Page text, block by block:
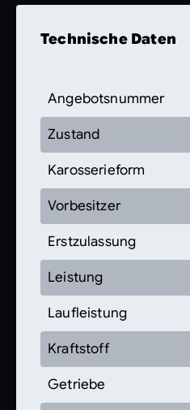
Technische Daten
Angebotsnummer
Zustand
Karosserieform
Vorbesitzer
Erstzulassung
Leistung
Laufleistung
Kraftstoff
Getriebe